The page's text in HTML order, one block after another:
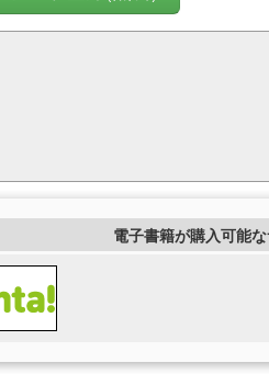
電子書籍が購入可能